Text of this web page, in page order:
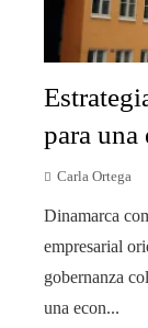
para
Carla Ortega
Dinamarca
empresarial
gobernanza
una econ...